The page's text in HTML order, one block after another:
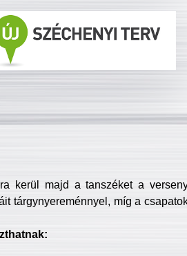
kerül majd a tanszéket a
tárgynyereménnyel, míg a